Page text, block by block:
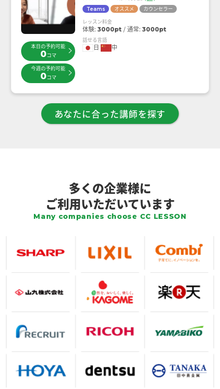
本日の予約可能
0コマ
今週の予約可能
0コマ
Teams オススメ
カウンセラー
レッスン料金
体験: 3000pt 通常: 3000pt
話せる言語
日 中
あなたに合った講師を探す
多くの企業様に
ご利用いただいています
Many companies choose CC LESSON